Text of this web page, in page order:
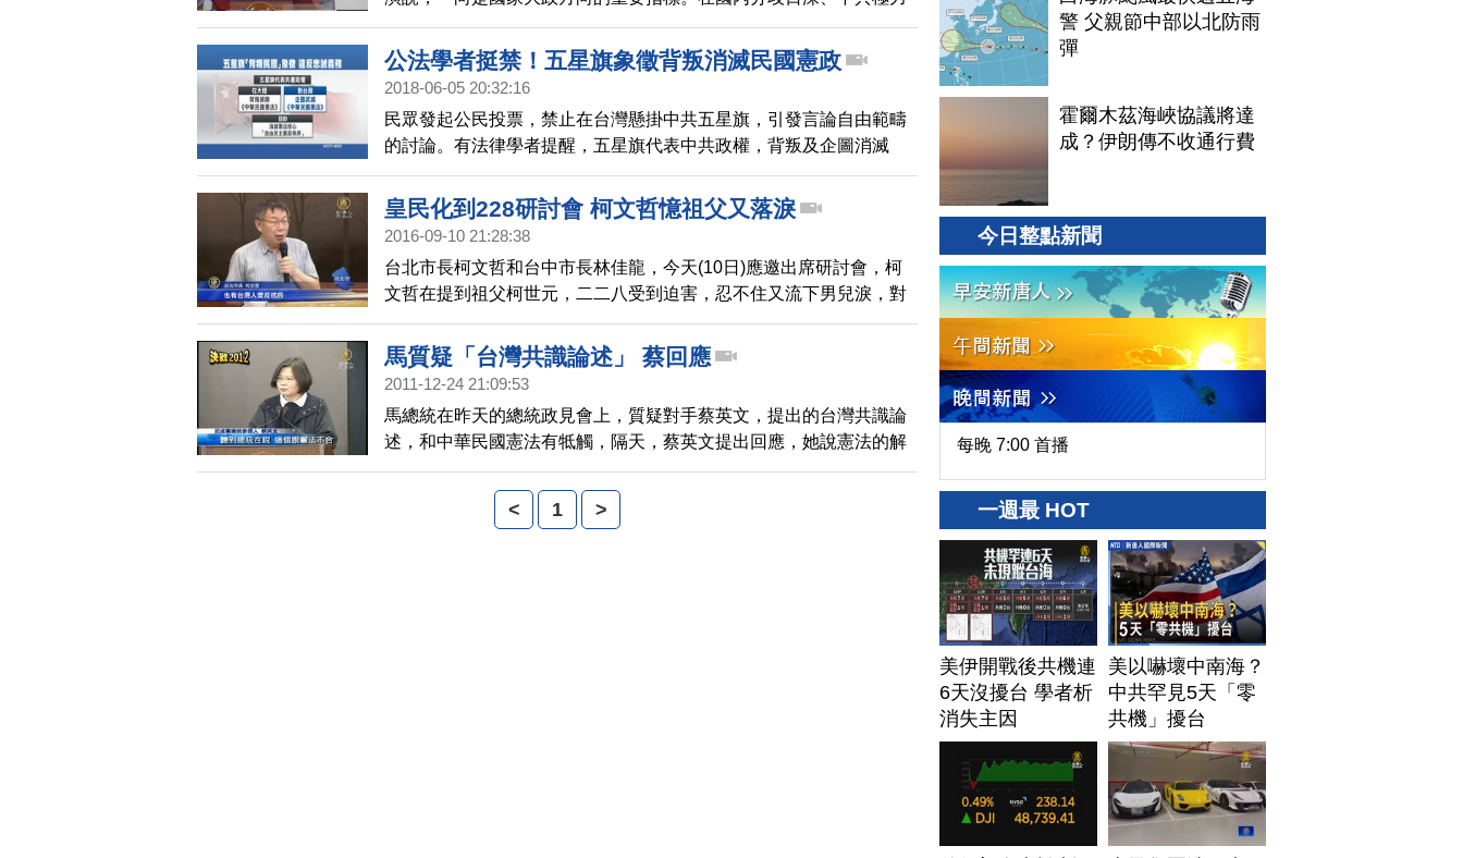
打壓情勢下，中央社引述消息人士稱，蔡英文總統國慶演說，將再度
提「中華民國台灣」，團結內部，爭取兩岸主動權。
公法學者挺禁！五星旗象徵背叛消滅民國憲政
2018-06-05 20:32:16
民眾發起公民投票，禁止在台灣懸掛中共五星旗，引發言論自由範疇
的討論。有法律學者提醒，五星旗代表中共政權，背叛及企圖消滅
《中華民國憲法》自由民主憲政秩序。而國民對「國家」有忠誠與認
同義務，懸掛五星旗，不當然受言論自由保護。
皇民化到228研討會 柯文哲憶祖父又落淚
2016-09-10 21:28:38
台北市長柯文哲和台中市長林佳龍，今天(10日)應邀出席研討會，柯
文哲在提到祖父柯世元，二二八受到迫害，忍不住又流下男兒淚，對
於國家認同，柯文哲也直言，台灣人已經精神錯亂350年，連他有時
候，都不知道自己是誰。
馬質疑「台灣共識論述」 蔡回應
2011-12-24 21:09:53
馬總統在昨天的總統政見會上，質疑對手蔡英文，提出的台灣共識論
述，和中華民國憲法有牴觸，隔天，蔡英文提出回應，她說憲法的解
釋不是絕對，也相信憲法有包容台灣共識的空間。
< 1 >
警 父親節中部以北防雨
彈
霍爾木茲海峽協議將達
成？伊朗傳不收通行費
今日整點新聞
每晚 7:00 首播
一週最 HOT
美伊開戰後共機連
6天沒擾台 學者析
消失主因
美以嚇壞中南海？
中共罕見5天「零
共機」擾台